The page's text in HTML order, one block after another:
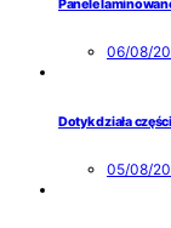
Panele
06/08/
Dotyk działa
05/08/